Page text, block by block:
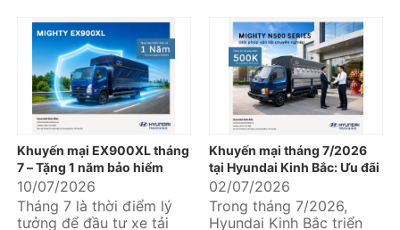
tặng 01 năm bảo hiểm
thân vỏ tại Hyundai
Kinh...
đãi thiết thực dành cho
khách hàng đang...
Khuyến mại EX900XL tháng
7 – Tặng 1 năm bảo hiểm
thân vỏ, an tâm khai thác
ngay từ chuyến hàng đầu
tiên
10/07/2026
Tháng 7 là thời điểm lý
tưởng để đầu tư xe tải
Khuyến mại tháng 7/2026
tại Hyundai Kinh Bắc: Ưu đãi
hấp dẫn khi mua xe tải
Hyundai và Hyundai Solati
02/07/2026
Trong tháng 7/2026,
Hyundai Kinh Bắc triển